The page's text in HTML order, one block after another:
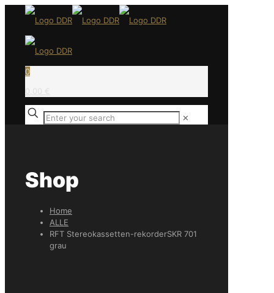
0
0,00 €
✕
Shop
Home
ALLE
RFT Stereokassetten-rekorderSKR 701
grau